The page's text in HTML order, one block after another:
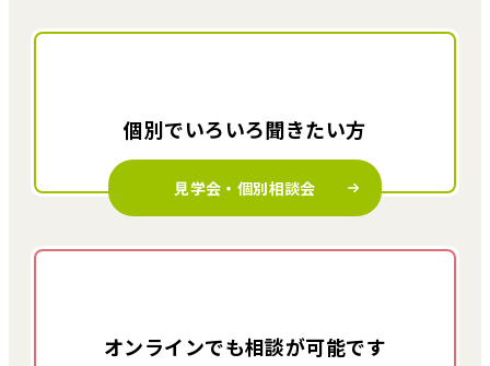
個別でいろいろ聞きたい方
見学会・個別相談会
オンラインでも相談が可能です